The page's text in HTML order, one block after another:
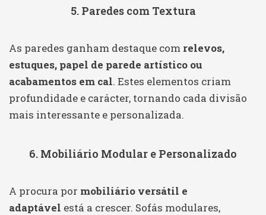
5. Paredes com Textura
As paredes ganham destaque com relevos,
estuques, papel de parede artístico ou
acabamentos em cal. Estes elementos criam
profundidade e carácter, tornando cada divisão
mais interessante e personalizada.
6. Mobiliário Modular e Personalizado
A procura por mobiliário versátil e
adaptável está a crescer. Sofás modulares,